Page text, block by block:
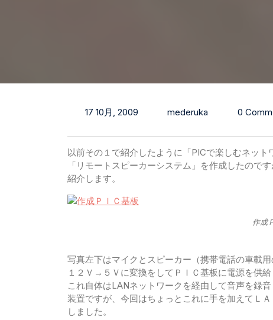
17 10月, 2009 mederuka 0
以前その１で紹介したように「PICで楽しむネッ
「リモートスピーカーシステム」を作成したので
紹介します。
作成
写真左下はマイクとスピーカー（携帯電話の車載
１２Ｖ→５Ｖに変換をしてＰＩＣ基板に電源を供給
これ自体はLANネットワークを経由して音声を録
装置ですが、今回はちょっとこれに手を加えてＬ
しました。